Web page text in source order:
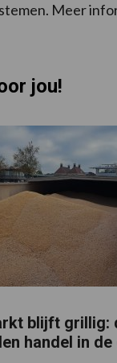
Meer
jou!
blijft grillig:
handel in de